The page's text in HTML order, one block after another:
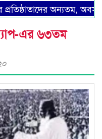
অন্যতম,
এর ৬৩তম